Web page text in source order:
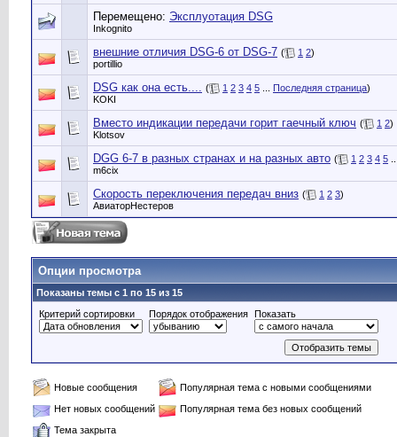
Перемещено: Эксплуотация DSG
Inkognito
внешние отличия DSG-6 от DSG-7 ( 1 2)
portillio
DSG как она есть.... ( 1 2 3 4 5 Последняя страница)
KOKI
Вместо индикации передачи горит гаечный ключ ( 1 2)
Klotsov
DGG 6-7 в разных странах и на разных авто ( 1 2 3 4 5
m6cix
Скорость переключения передач вниз ( 1 2 3)
АвиаторНестеров
Опции просмотра
Показаны темы с 1 по 15 из 15
Критерий сортировки
Порядок отображения Показать
Новые сообщения
Популярная тема с новыми сообщениями
Нет новых сообщений
Популярная тема без новых сообщений
Тема закрыта